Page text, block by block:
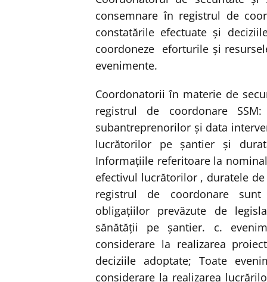
consemnare în registrul de
constatările efectuate şi
coordoneze eforturile şi
evenimente.
Coordonatorii în materie de
registrul de coordonare
subantreprenorilor şi data
lucrătorilor pe şantier şi
Informaţiile referitoare la
efectivul lucrătorilor , duratele
registrul de coordonare
obligaţiilor prevăzute de
sănătăţii pe şantier. c.
considerare la realizarea
deciziile adoptate; Toate
considerare la realizarea